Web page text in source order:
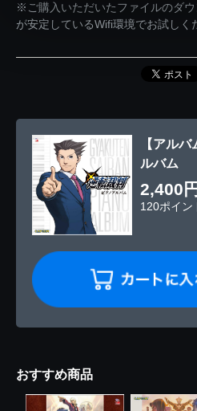
※ご購入いただいたファイルのダ
が安定しているWifi環境でお試しく
【アル
ルバム
2,400円
120ポイン
おすすめ商品